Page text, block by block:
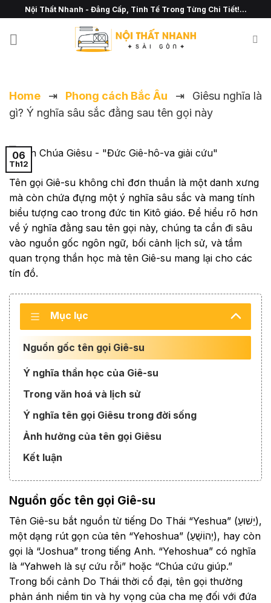
Chuyển
đến
nội
Nội Thất Nhanh - Đẳng Cấp, Tinh Tế Trong Từng Chi Tiết!...
Home ⇥ Phong cách Bắc Âu ⇥
Giêsu nghĩa là
gì? Ý nghĩa sâu sắc đằng sau tên gọi này
06
Th12
Tên gọi Giê-su không chỉ đơn thuần là một danh xưng
mà còn chứa đựng một ý nghĩa sâu sắc và mang tính
biểu tượng cao trong đức tin Kitô giáo. Để hiểu rõ hơn
về ý nghĩa đằng sau tên gọi này, chúng ta cần đi sâu
vào nguồn gốc ngôn ngữ, bối cảnh lịch sử, và tầm
quan trọng thần học mà tên Giê-su mang lại cho các
tín đồ.
Mục lục
Nguồn gốc tên gọi Giê-su
Ý nghĩa thần học của Giê-su
Trong văn hoá và lịch sử
Ý nghĩa tên gọi Giêsu trong đời sống
Ảnh hưởng của tên gọi Giêsu
Kết luận
Nguồn gốc tên gọi Giê-su
Tên Giê-su bắt nguồn từ tiếng Do Thái “Yeshua” (יֵשׁוּעַ),
một dạng rút gọn của tên “Yehoshua” (יְהוֹשֻׁעַ), hay còn
gọi là “Joshua” trong tiếng Anh. “Yehoshua” có nghĩa
là “Yahweh là sự cứu rỗi” hoặc “Chúa cứu giúp.”
Trong bối cảnh Do Thái thời cổ đại, tên gọi thường
phản ánh niềm tin và hy vọng của cha mẹ đối với đứa